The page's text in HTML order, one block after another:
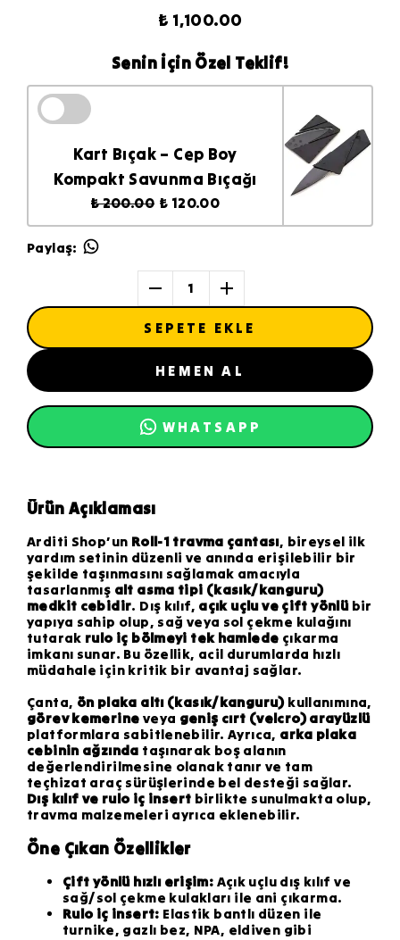
₺ 1,100.00
Senin İçin Özel Teklif!
Kart Bıçak – Cep Boy
Kompakt Savunma Bıçağı
₺ 200.00 ₺ 120.00
Paylaş:
1
SEPETE EKLE
HEMEN AL
WHATSAPP
Ürün Açıklaması
Arditi Shop’un Roll-1 travma çantası, bireysel ilk
yardım setinin düzenli ve anında erişilebilir bir
şekilde taşınmasını sağlamak amacıyla
tasarlanmış alt asma tipi (kasık/kanguru)
medkit cebidir. Dış kılıf, açık uçlu ve çift yönlübir
yapıya sahip olup, sağ veya sol çekme kulağını
tutarak rulo iç bölmeyi tek hamlede çıkarma
imkanı sunar. Bu özellik, acil durumlarda hızlı
müdahale için kritik bir avantaj sağlar.
Çanta, ön plaka altı (kasık/kanguru)kullanımına,
görev kemerine veya geniş cırt (velcro) arayüzlü
platformlara sabitlenebilir. Ayrıca, arka plaka
cebinin ağzında taşınarak boş alanın
değerlendirilmesine olanak tanır ve tam
teçhizat araç sürüşlerinde bel desteği sağlar.
Dış kılıf ve rulo iç insert birlikte sunulmakta olup,
travma malzemeleri ayrıca eklenebilir.
Öne Çıkan Özellikler
Çift yönlü hızlı erişim: Açık uçlu dış kılıf ve
sağ/sol çekme kulakları ile ani çıkarma.
Rulo iç insert: Elastik bantlı düzen ile
turnike, gazlı bez, NPA, eldiven gibi